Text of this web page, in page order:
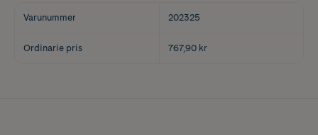
Varunummer 202325
Ordinarie pris 767,90 kr